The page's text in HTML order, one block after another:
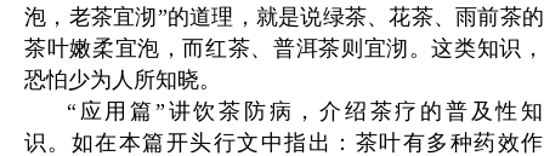
泡，老茶宜沏”的道理，就是说绿茶、花茶、雨前茶的
茶叶嫩柔宜泡，而红茶、普洱茶则宜沏。这类知识，
恐怕少为人所知晓。
“应用篇”讲饮茶防病，介绍茶疗的普及性知
识。如在本篇开头行文中指出：茶叶有多种药效作